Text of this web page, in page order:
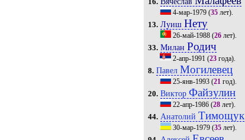
16.
4-мар-1979 (35 лет).
13. Луиш Нету
26-май-1988 (26 лет).
33. Милан Родич
2-апр-1991 (23 года).
8. Павел Могилевец
25-янв-1993 (21 год).
20. ВикторФайзулин
22-апр-1986 (28 лет).
44. АнатолийТимощук
30-мар-1979 (35 лет).